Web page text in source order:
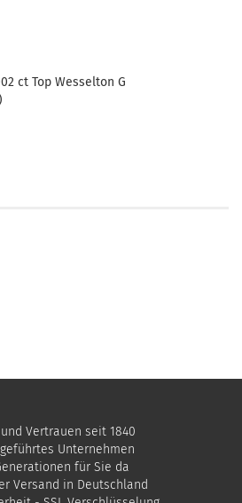
ct Top Wesselton G
Vertrauen seit 1840
Unternehmen
für Sie da
Versand in Deutschland